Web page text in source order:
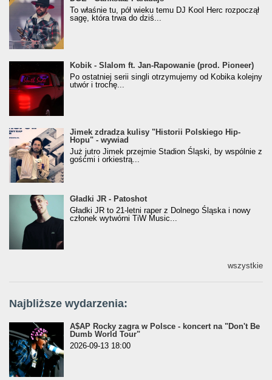
Klasyczny/Trueschoolowy Album Roku
(Popkillery 2023)To właśnie tu, pół wieku temu DJ Kool Herc rozpoczął
sagę, która trwa do dziś...
Kobik - Slalom ft. Jan-Rapowanie (prod. Pioneer)
[Official Music Visualiser]
Kobik - Slalom ft. Jan-Rapowanie (prod. Pioneer)
Po ostatniej serii singli otrzymujemy od Kobika kolejny
utwór i trochę...
Jimek zdradza kulisy "Historii Polskiego Hip-
Hopu" - wywiad
Jimek zdradza kulisy "Historii Polskiego Hip-
Hopu" - wywiad
Już jutro Jimek przejmie Stadion Śląski, by wspólnie z
gośćmi i orkiestrą...
Gładki JR - Patoshot
Gładki JR - Patoshot
Gładki JR to 21-letni raper z Dolnego Śląska i nowy
członek wytwórni TiW Music...
wszystkie
Najbliższe wydarzenia:
A$AP Rocky zagra w Polsce - koncert na "Don't Be
Dumb World Tour"
2026-09-13 18:00